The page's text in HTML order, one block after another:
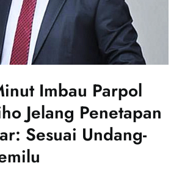
Imbau Parpol
Jelang Penetapan
Sesuai Undang-